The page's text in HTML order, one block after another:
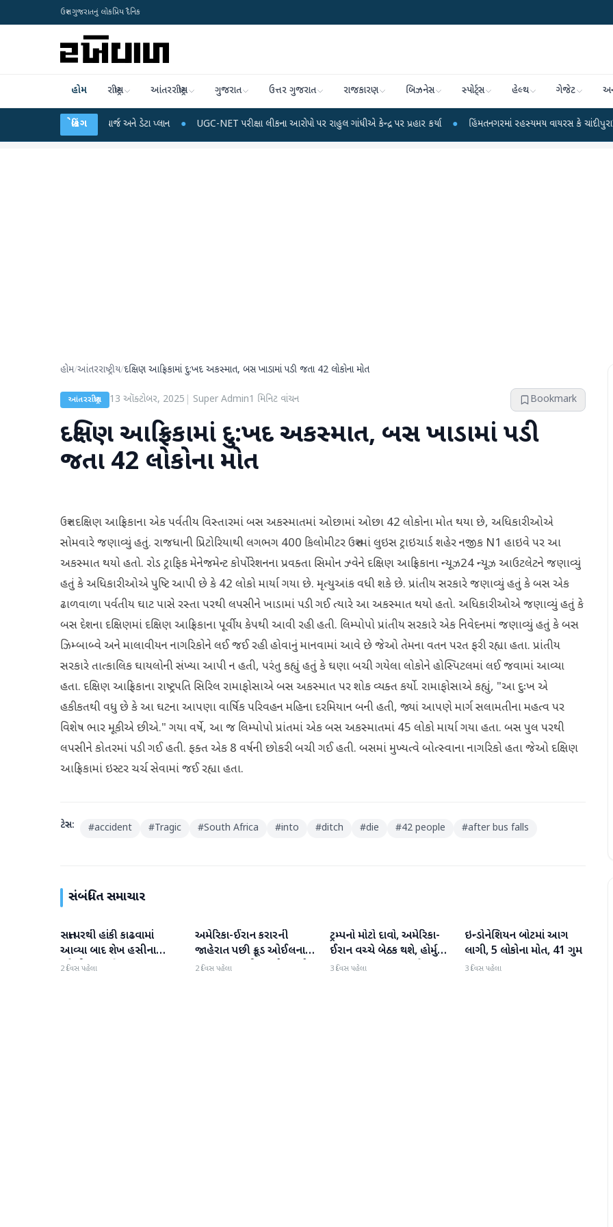
ઉત્તર ગુજરાતનું લોકપ્રિય દૈનિક
હોમ રાષ્ટ્રીય આંતરરાષ્ટ્રીય ગુજરાત ઉત્તર ગુજરાત રાજકારણ બિઝનેસ સ્પોર્ટ્સ હેલ્થ ગેજેટ
બ્રેકિંગ
રિચાર્જ અને ડેટા પ્લાન ● UGC-NET પરીક્ષા લીકના આરોપો પર રાહુલ ગાંધીએ કેન્દ્ર પર પ્રહાર કર્યા ● હિંમતનગરમાં રહસ્યમય વાયરસ કે ચાંદીપુરા? 6 બાળકોના
હોમ/આંતરરાષ્ટ્રીય/દક્ષિણ આફ્રિકામાં દુ:ખદ અકસ્માત, બસ ખાડામાં પડી જતા 42 લોકોના મોત
આંતરરાષ્ટ્રીય 13 ઑક્ટોબર, 2025 Super Admin1 મિનિટ વાંચન Bookmark
દક્ષિણ આફ્રિકામાં દુ:ખદ અકસ્માત, બસ ખાડામાં પડી
જતા 42 લોકોના મોત
ઉત્તર દક્ષિણ આફ્રિકાના એક પર્વતીય વિસ્તારમાં બસ અકસ્માતમાં ઓછામાં ઓછા 42 લોકોના મોત થયા છે, અધિકારીઓએ
સોમવારે જણાવ્યું હતું. રાજધાની પ્રિટોરિયાથી લગભગ 400 કિલોમીટર ઉત્તરમાં લુઇસ ટ્રાઇચાર્ડ શહેર નજીક N1 હાઇવે પર આ
અકસ્માત થયો હતો. રોડ ટ્રાફિક મેનેજમેન્ટ કોર્પોરેશનના પ્રવક્તા સિમોન ઝ્વેને દક્ષિણ આફ્રિકાના ન્યૂઝ24 ન્યૂઝ આઉટલેટને જણાવ્યું
હતું કે અધિકારીઓએ પુષ્ટિ આપી છે કે 42 લોકો માર્યા ગયા છે. મૃત્યુઆંક વધી શકે છે. પ્રાંતીય સરકારે જણાવ્યું હતું કે બસ એક
ઢાળવાળા પર્વતીય ઘાટ પાસે રસ્તા પરથી લપસીને ખાડામાં પડી ગઈ ત્યારે આ અકસ્માત થયો હતો. અધિકારીઓએ જણાવ્યું હતું કે
બસ દેશના દક્ષિણમાં દક્ષિણ આફ્રિકાના પૂર્વીય કેપથી આવી રહી હતી. લિમ્પોપો પ્રાંતીય સરકારે એક નિવેદનમાં જણાવ્યું હતું કે બસ
ઝિમ્બાબ્વે અને માલાવીયન નાગરિકોને લઈ જઈ રહી હોવાનું માનવામાં આવે છે જેઓ તેમના વતન પરત ફરી રહ્યા હતા. પ્રાંતીય
સરકારે તાત્કાલિક ઘાયલોની સંખ્યા આપી ન હતી, પરંતુ કહ્યું હતું કે ઘણા બચી ગયેલા લોકોને હોસ્પિટલમાં લઈ જવામાં આવ્યા
હતા. દક્ષિણ આફ્રિકાના રાષ્ટ્રપતિ સિરિલ રામાફોસાએ બસ અકસ્માત પર શોક વ્યક્ત કર્યો. રામાફોસાએ કહ્યું, "આ દુઃખ એ
હકીકતથી વધુ છે કે આ ઘટના આપણા વાર્ષિક પરિવહન મહિના દરમિયાન બની હતી, જ્યાં આપણે માર્ગ સલામતીના મહત્વ પર
વિશેષ ભાર મૂકીએ છીએ." ગયા વર્ષે, આ જ લિમ્પોપો પ્રાંતમાં એક બસ અકસ્માતમાં 45 લોકો માર્યા ગયા હતા. બસ પુલ પરથી
લપસીને કોતરમાં પડી ગઈ હતી. ફક્ત એક 8 વર્ષની છોકરી બચી ગઈ હતી. બસમાં મુખ્યત્વે બોત્સ્વાના નાગરિકો હતા જેઓ દક્ષિણ
આફ્રિકામાં ઇસ્ટર ચર્ચ સેવામાં જઈ રહ્યા હતા.
ટેગ્સ: #accident #Tragic #South Africa #into #ditch #die #42 people #after bus falls
સંબંધિત સમાચાર
આંતરરાષ્ટ્રીય
સત્તા પરથી હાંકી કાઢવામાં
આવ્યા બાદ શેખ હસીના
પહેલી વાર દુનિયા સમક્ષ
2 દિવસ પહેલા
આંતરરાષ્ટ્રીય
અમેરિકા-ઈરાન કરારની
જાહેરાત પછી ક્રૂડ ઓઈલના
ભાવમાં 6% થી વધુનો ઘટાડો
2 દિવસ પહેલા
આંતરરાષ્ટ્રીય
ટ્રમ્પનો મોટો દાવો, અમેરિકા-
ઈરાન વચ્ચે બેઠક થશે, હોર્મુઝ
પર પરમાણુ કરારના સંકેત
3 દિવસ પહેલા
આંતરરાષ્ટ્રીય
ઇન્ડોનેશિયન બોટમાં આગ
લાગી, 5 લોકોના મોત, 41 ગુમ
3 દિવસ પહેલા